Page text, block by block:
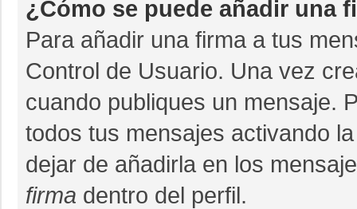
¿Cómo se puede añadir una
Para añadir una firma a tus
Control de Usuario. Una vez
cuando publiques un mensaje.
todos tus mensajes activando
dejar de añadirla en los
firma dentro del perfil.